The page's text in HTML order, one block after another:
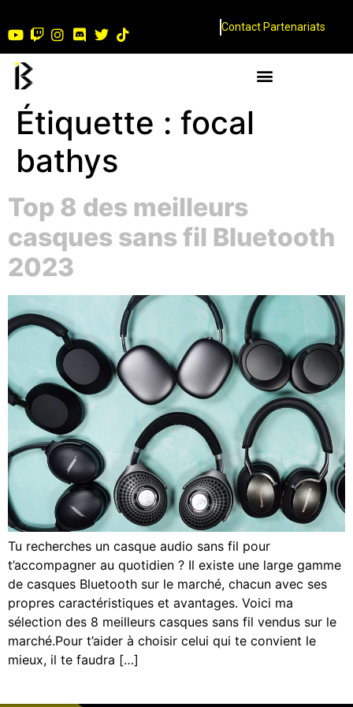
Contact Partenariats
Étiquette : focal
bathys
Top 8 des meilleurs
casques sans fil Bluetooth
2023
Tu recherches un casque audio sans fil pour
t’accompagner au quotidien ? Il existe une large gamme
de casques Bluetooth sur le marché, chacun avec ses
propres caractéristiques et avantages. Voici ma
sélection des 8 meilleurs casques sans fil vendus sur le
marché.Pour t’aider à choisir celui qui te convient le
mieux, il te faudra […]